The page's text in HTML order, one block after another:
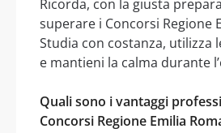
Ricorda, con la giusta
superare i Concorsi Regione
Studia con costanza, utilizza
e mantieni la calma durante
Quali sono i vantaggi
Concorsi Regione Emilia